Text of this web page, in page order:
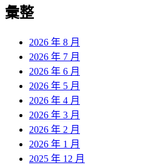
彙整
2026 年 8 月
2026 年 7 月
2026 年 6 月
2026 年 5 月
2026 年 4 月
2026 年 3 月
2026 年 2 月
2026 年 1 月
2025 年 12 月